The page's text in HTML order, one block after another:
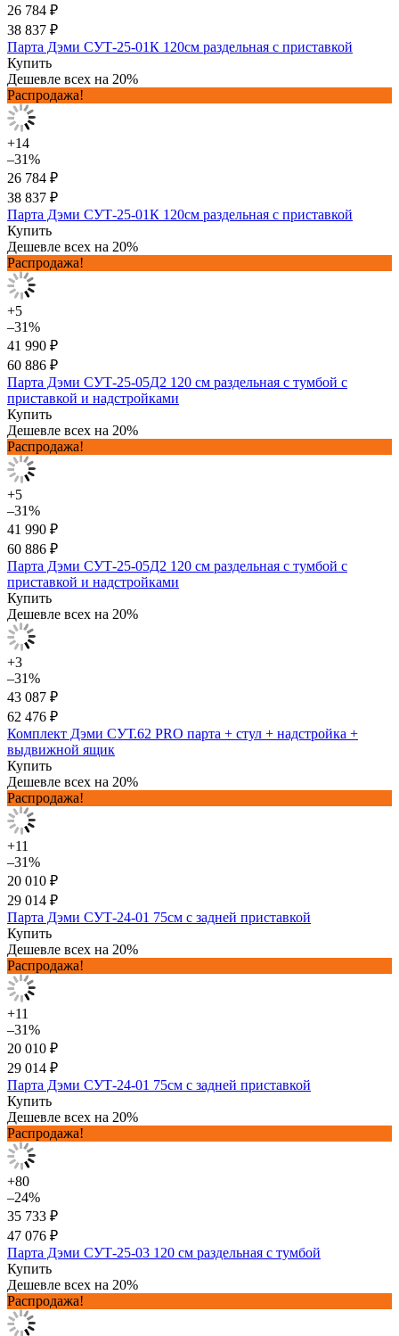
26 784 ₽
38 837 ₽
Парта Дэми СУТ-25-01К 120см раздельная с приставкой
Купить
Дешевле всех на 20%
Распродажа!
+14
–31%
26 784 ₽
38 837 ₽
Парта Дэми СУТ-25-01К 120см раздельная с приставкой
Купить
Дешевле всех на 20%
Распродажа!
+5
–31%
41 990 ₽
60 886 ₽
Парта Дэми СУТ-25-05Д2 120 см раздельная с тумбой с
приставкой и надстройками
Купить
Дешевле всех на 20%
Распродажа!
+5
–31%
41 990 ₽
60 886 ₽
Парта Дэми СУТ-25-05Д2 120 см раздельная с тумбой с
приставкой и надстройками
Купить
Дешевле всех на 20%
+3
–31%
43 087 ₽
62 476 ₽
Комплект Дэми СУТ.62 PRO парта + стул + надстройка +
выдвижной ящик
Купить
Дешевле всех на 20%
Распродажа!
+11
–31%
20 010 ₽
29 014 ₽
Парта Дэми СУТ-24-01 75см с задней приставкой
Купить
Дешевле всех на 20%
Распродажа!
+11
–31%
20 010 ₽
29 014 ₽
Парта Дэми СУТ-24-01 75см с задней приставкой
Купить
Дешевле всех на 20%
Распродажа!
+80
–24%
35 733 ₽
47 076 ₽
Парта Дэми СУТ-25-03 120 см раздельная с тумбой
Купить
Дешевле всех на 20%
Распродажа!